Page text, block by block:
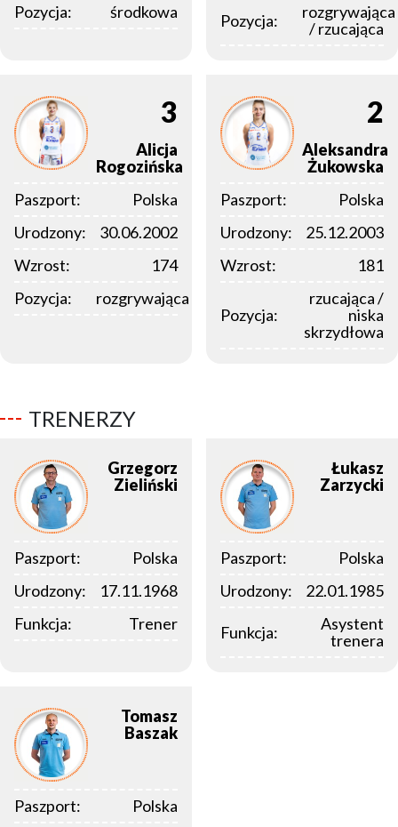
Pozycja:
środkowa Pozycja:
rozgrywająca
/ rzucająca
3
Alicja
Rogozińska
Paszport:
Polska
Urodzony:
30.06.2002
Wzrost:
174
Pozycja:
rozgrywająca
2
Aleksandra
Żukowska
Paszport:
Polska
Urodzony:
25.12.2003
Wzrost:
181
Pozycja:
rzucająca /
niska
skrzydłowa
TRENERZY
Grzegorz
Zieliński
Paszport:
Polska
Urodzony:
17.11.1968
Funkcja:
Trener
Łukasz
Zarzycki
Paszport:
Polska
Urodzony:
22.01.1985
Funkcja:
Asystent
trenera
Tomasz
Baszak
Paszport:
Polska